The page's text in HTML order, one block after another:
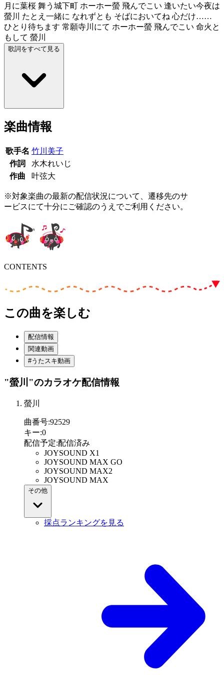
月に葉桜 舞う城下町 ホーホー螢 飛んでこい 逢いたい今夜は
螢川 たとえ一緒に なれずとも そばにおいてね 心だけ……
ひとり待ちます 常願寺川にて ホーホー螢 飛んでこい 命火と
もして 螢川
歌詞をすべて見る
楽曲情報
歌手名 竹川美子
作詞
水木れいじ
作曲
叶弦大
※対象楽曲の最新の配信状況について、遷移先のサ
ービスにて十分にご確認のうえでご利用ください。
CONTENTS
この曲を楽しむ
配信情報
関連動画
#うたスキ動画
"螢川"のカラオケ配信情報
螢川
曲番号:92529
キー:0
配信予定:配信済み
JOYSOUND X1
JOYSOUND MAX GO
JOYSOUND MAX2
JOYSOUND MAX
その他
採点ランキングを見る